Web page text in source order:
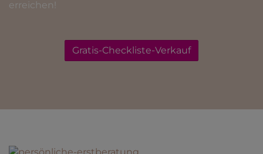
erreichen!
Gratis-Checkliste-Verkauf